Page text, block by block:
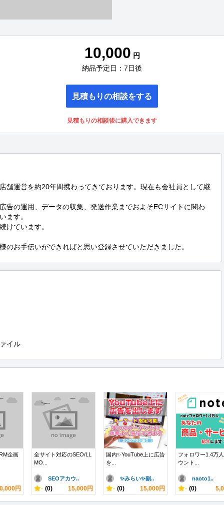
10,000 円
納品予定日：7日後
見積もりの相談をする
見積もりの相談後に購入できます
舗運営を約20年間携わってきております。現在も会社員として継
告の運用、データの収集、発送作業までおよそECサイトに関わ
ます。
けています。
のお手伝いができればと思い登録させていただきました。
イル
企画
円
全サイト対応のSEO/LL
MO...
SEOアカウ..
- (0) 15,000円
国内✨YouTube上に広告
を...
✨みらい✨副..
- (0) 15,000円
フォロワー1.4万
ウント...
naoto1..
- (0)